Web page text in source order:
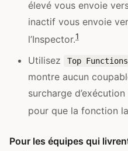
élevé vous envoie
inactif vous envoie
l’Inspector.1
Utilisez Top Functions
montre aucun
surcharge
pour que la fonction
Pour les équipes qui